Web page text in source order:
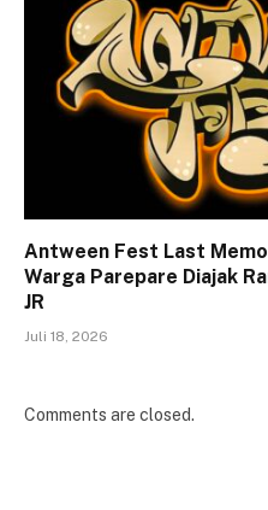
Antween Fest Last
Warga Parepare Diajak
JR
Juli 18, 2026
Comments are closed.